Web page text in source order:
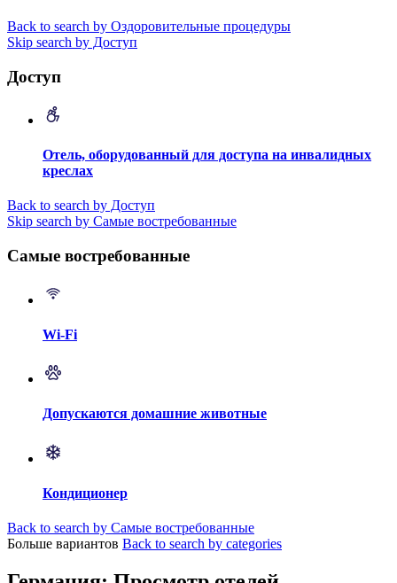
Back to search by Оздоровительные процедуры
Skip search by Доступ
Доступ
Отель, оборудованный для доступа на инвалидных
креслах
Back to search by Доступ
Skip search by Самые востребованные
Самые востребованные
Wi-Fi
Допускаются домашние животные
Кондиционер
Back to search by Самые востребованные
Больше вариантов Back to search by categories